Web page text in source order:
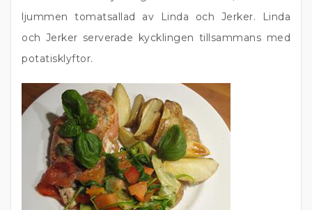
ljummen tomatsallad av Linda och Jerker. Linda
och Jerker serverade kycklingen tillsammans med
potatisklyftor.